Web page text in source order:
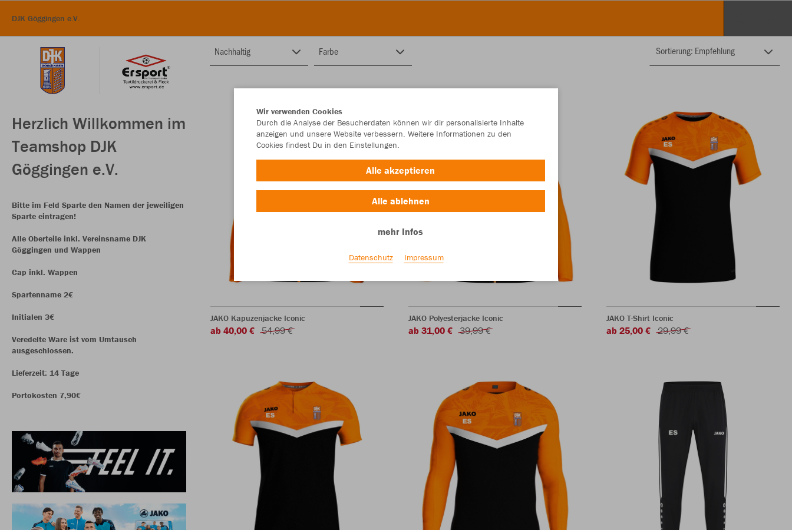
DJK Göggingen e.V.
Herzlich Willkommen im
Teamshop DJK
Göggingen e.V.
Bitte im Feld Sparte den Namen der jeweiligen
Sparte eintragen!
Alle Oberteile inkl. Vereinsname DJK
Göggingen und Wappen
Cap inkl. Wappen
Spartenname 2€
Initialen 3€
Veredelte Ware ist vom Umtausch
ausgeschlossen.
Lieferzeit: 14 Tage
Portokosten 7,90€
Nachhaltig Farbe
JAKO Kapuzenjacke Iconic
ab 40,00 € 54,99 €
JAKO Polyesterjacke Iconic
ab 31,00 € 39,99 €
JAKO T-Shirt Iconic
ab 25,00 € 29,99 €
Wir verwenden Cookies
Durch die Analyse der Besucherdaten können wir dir personalisierte Inhalte
anzeigen und unsere Website verbessern. Weitere Informationen zu den
Cookies findest Du in den Einstellungen.
Alle akzeptieren
Alle ablehnen
mehr Infos
Datenschutz Impressum